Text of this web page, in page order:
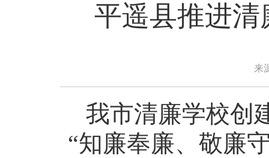
平遥县推进
来
我市清廉学校创
“知廉奉廉、敬廉